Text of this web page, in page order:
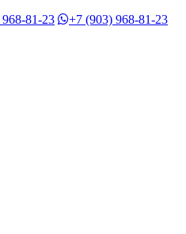
968-81-23 +7 (903) 968-81-23